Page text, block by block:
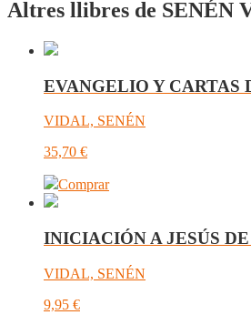
Altres llibres de SENÉN
EVANGELIO Y CARTAS
VIDAL, SENÉN
35,70 €
Comprar
INICIACIÓN A JESÚS
VIDAL, SENÉN
9,95 €